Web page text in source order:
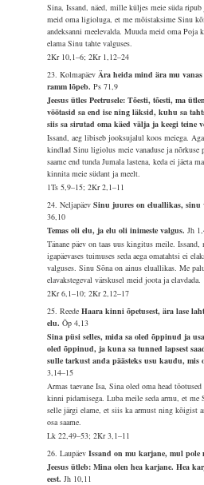
Sina, Issand, näed, mille küljes meie süda
meid oma ligioluga, et me mõistaksime Sinu
andeksanni meelevalda. Muuda meid oma Poja
elama Sinu tahte valguses.
2Kr 10,1–6; 2Kr 1,12–24
23. KolmapäevÄra heida mind ära mu
ramm lõpeb.Ps 71,9
Jeesus ütles Peetrusele: Tõesti, tõesti, ma
vöötasid sa end ise ning läksid, kuhu sa
siis sa sirutad oma käed välja ja keegi teine
Issand, aeg libiseb jooksujalul koos meiega.
kindlad Sinu ligiolus meie vanaduse ja nõrkuse
saame end tunda Jumala lastena, keda ei jäeta
kinnita meie südant ja meelt.
1Ts 5,9–15; 2Kr 2,1–11
24. NeljapäevSinu juures on eluallikas, sinu
36,10
Temas oli elu, ja elu oli inimeste valgus.Jh
Tänane päev on taas uus kingitus meile.
igapäevases tuimuses seda aega omatahtsi ei
valguses. Sinu Sõna on ainus eluallikas. Me
elavakstegeval värskusel meid joota ja elavdada.
2Kr 6,1–10; 2Kr 2,12–17
25. ReedeHaara kinni õpetusest, ära lase
elu.Õp 4,13
Sina püsi selles, mida sa oled õppinud ja
oled õppinud, ja kuna sa tunned lapsest
sulle tarkust anda päästeks usu kaudu, mis
3,14–15
Armas taevane Isa, Sina oled oma head
kinni pidamisega. Luba meile seda armu, et
selle järgi elame, et siis ka armust ning kõigist
osa saame.
Lk 22,49–53; 2Kr 3,1–11
26. LaupäevIssand on mu karjane, mul
Jeesus ütleb: Mina olen hea karjane. Hea
eest.Jh 10,11